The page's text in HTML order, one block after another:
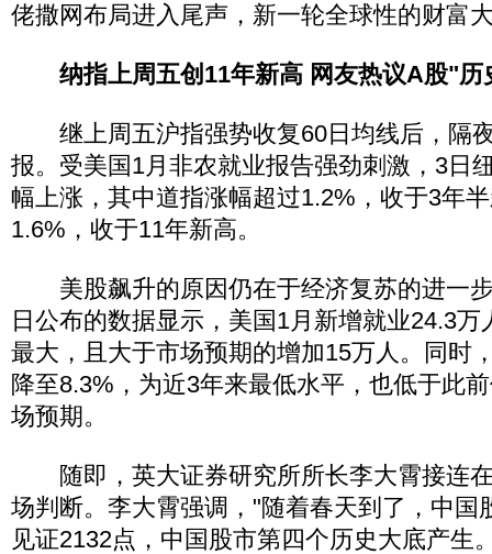
佬撒网布局进入尾声，新一轮全球性的财富
纳指上周五创11年新高 网友热议A股"历
继上周五沪指强势收复60日均线后，隔
报。受美国1月非农就业报告强劲刺激，3日
幅上涨，其中道指涨幅超过1.2%，收于3年
1.6%，收于11年新高。
美股飙升的原因仍在于经济复苏的进一
日公布的数据显示，美国1月新增就业24.3万
最大，且大于市场预期的增加15万人。同时
降至8.3%，为近3年来最低水平，也低于此
场预期。
随即，英大证券研究所所长李大霄接连
场判断。李大霄强调，"随着春天到了，中国
见证2132点，中国股市第四个历史大底产生